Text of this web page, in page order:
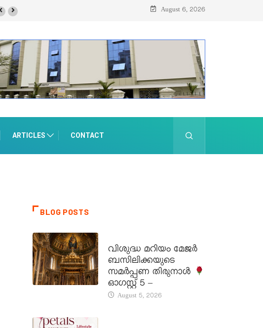
8-ന്
August 6, 2026
ARTICLES CONTACT
BLOG POSTS
വിശുദ്ധ മറിയം മേജർ
ബസിലിക്കയുടെ
സമർപ്പണ തിരുനാൾ
ഓഗസ്റ്റ് 5 –
August 5, 2026